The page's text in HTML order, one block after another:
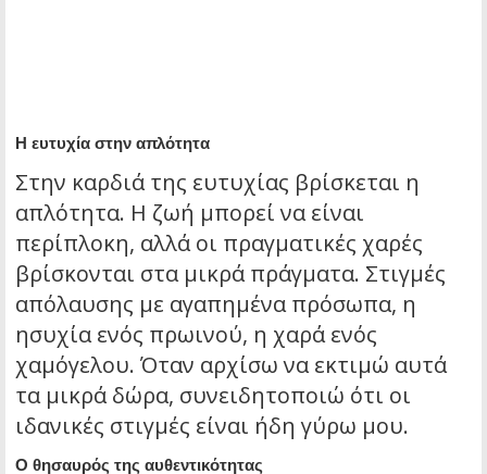
Η ευτυχία στην απλότητα
Στην καρδιά της ευτυχίας βρίσκεται η
απλότητα. Η ζωή μπορεί να είναι
περίπλοκη, αλλά οι πραγματικές χαρές
βρίσκονται στα μικρά πράγματα. Στιγμές
απόλαυσης με αγαπημένα πρόσωπα, η
ησυχία ενός πρωινού, η χαρά ενός
χαμόγελου. Όταν αρχίσω να εκτιμώ αυτά
τα μικρά δώρα, συνειδητοποιώ ότι οι
ιδανικές στιγμές είναι ήδη γύρω μου.
Ο θησαυρός της αυθεντικότητας